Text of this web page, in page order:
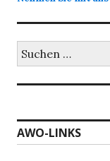
Suchen
nach:
AWO-LINKS